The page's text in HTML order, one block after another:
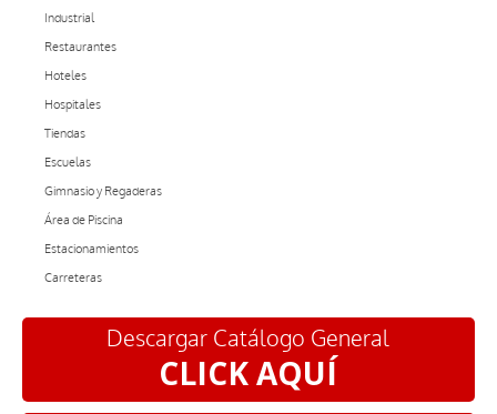
Industrial
Restaurantes
Hoteles
Hospitales
Tiendas
Escuelas
Gimnasio y Regaderas
Área de Piscina
Estacionamientos
Carreteras
Descargar Catálogo General
CLICK AQUÍ